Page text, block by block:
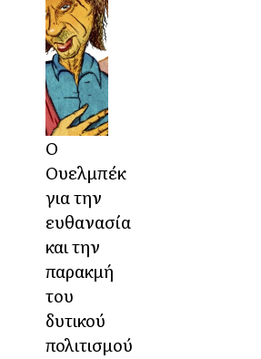
Ο
Ουελμπέκ
για την
ευθανασία
και την
παρακμή
του
δυτικού
πολιτισμού